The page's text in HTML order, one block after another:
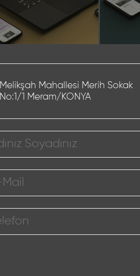
Melikşah Mahallesi Merih Sokak
No:1/1 Meram/KONYA